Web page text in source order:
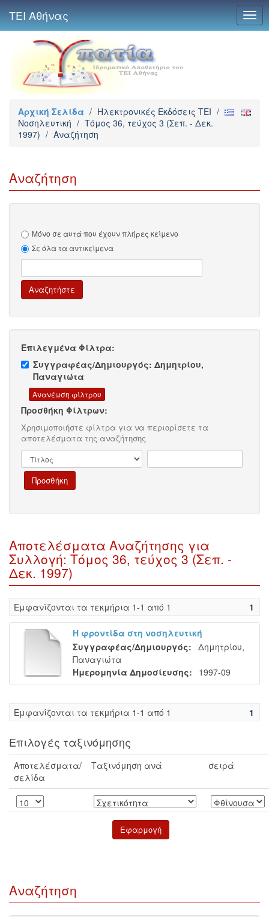
ΤΕΙ Αθήνας
Αρχική Σελίδα / Ηλεκτρονικές Εκδόσεις TEI /
Νοσηλευτική / Τόμος 36, τεύχος 3 (Σεπ. - Δεκ.
1997) / Αναζήτηση
Αναζήτηση
Μόνο σε αυτά που έχουν πλήρες κείμενο
Σε όλα τα αντικείμενα
Επιλεγμένα Φίλτρα:
Συγγραφέας/Δημιουργός: Δημητρίου,
Παναγιώτα
Προσθήκη Φίλτρων:
Χρησιμοποιήστε φίλτρα για να περιορίσετε τα
αποτελέσματα της αναζήτησης
Αποτελέσματα Αναζήτησης για
Συλλογή: Τόμος 36, τεύχος 3 (Σεπ. -
Δεκ. 1997)
Eμφανίζονται τα τεκμήρια 1-1 από 1 1
Η φροντίδα στη νοσηλευτική
Συγγραφέας/Δημιουργός: Δημητρίου,
Παναγιώτα
Ημερομηνία Δημοσίευσης:
1997-09
Eμφανίζονται τα τεκμήρια 1-1 από 1 1
Επιλογές ταξινόμησης
Αποτελέσματα/
σελίδα
Ταξινόμηση ανά σειρά
Αναζήτηση